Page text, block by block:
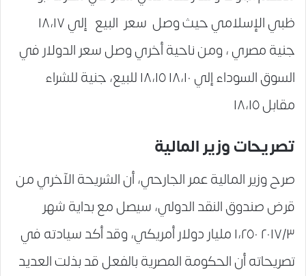
ظبي الإسلامي حيث وصل سعر البيع إلي ١٨،١٧
جنية مصري ، ومن ناحية أخري وصل سعر الدولار في
السوق السوداء إلي ١٨،١٠ ١٨،١٥ للبيع، جنية للشراء
مقابل ١٨،١٥
تصريحات وزير المالية
صرح وزير المالية عمر الجارحي، أن الشريحة الآخري من
قرض صندوق النقد الدولي، سيصل مع بداية شهر
٢٠١٧/٣ ١،٢٥٠ مليار دولار أمريكي، وقد أكد سيادته في
تصريحاته أن الحكومة المصرية بالفعل قد بذلت العديد